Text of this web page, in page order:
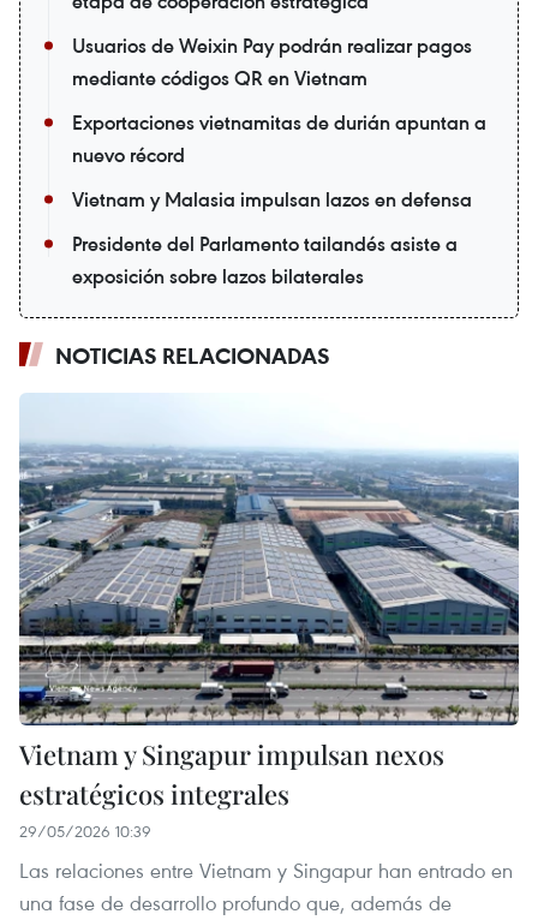
Usuarios de Weixin Pay podrán realizar pagos
mediante códigos QR en Vietnam
Exportaciones vietnamitas de durián apuntan a
nuevo récord
Vietnam y Malasia impulsan lazos en defensa
Presidente del Parlamento tailandés asiste a
exposición sobre lazos bilaterales
NOTICIAS RELACIONADAS
Vietnam y Singapur impulsan nexos
estratégicos integrales
29/05/2026 10:39
Las relaciones entre Vietnam y Singapur han entrado en
una fase de desarrollo profundo que, además de